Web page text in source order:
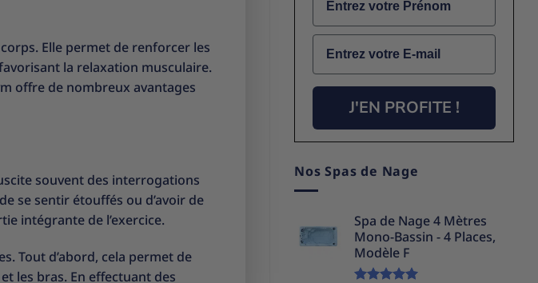
Elle permet de renforcer les
la relaxation musculaire.
offre de nombreux avantages
souvent des interrogations
se sentir étouffés ou d’avoir de
intégrante de l’exercice.
Tout d’abord, cela permet de
les bras. En effectuant des
Email
J'EN PROFITE !
Nos Spas de Nage
Spa de Nage 4 Mètres
Mono-Bassin - 4 Places,
Modèle F